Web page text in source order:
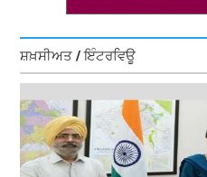
ਸ਼ਖ਼ਸੀਅਤ / ਇੰਟਰਵਿਊ